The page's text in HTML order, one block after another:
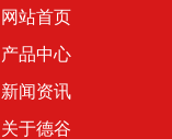
网站首页
产品中心
新闻资讯
关于德谷